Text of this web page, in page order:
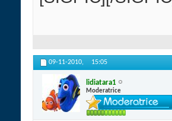
09-11-2010, 15:05
lidiatara1
Moderatrice